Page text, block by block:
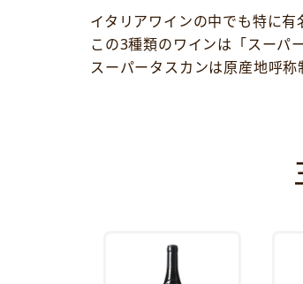
イタリアワインの中でも特に有
この3種類のワインは「スーパ
スーパータスカンは原産地呼